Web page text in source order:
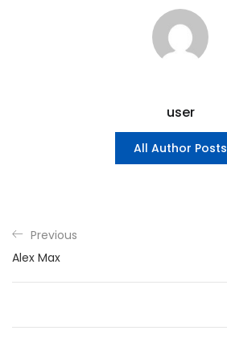
user
All Author Posts
Previous
Alex Max
Login